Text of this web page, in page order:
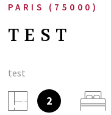
PARIS (75000)
TEST
test
2